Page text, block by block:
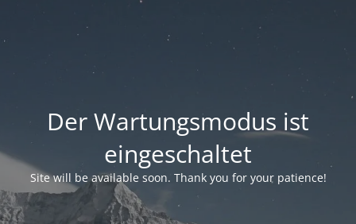
Der Wartungsmodus ist
eingeschaltet
Site will be available soon. Thank you for your patience!